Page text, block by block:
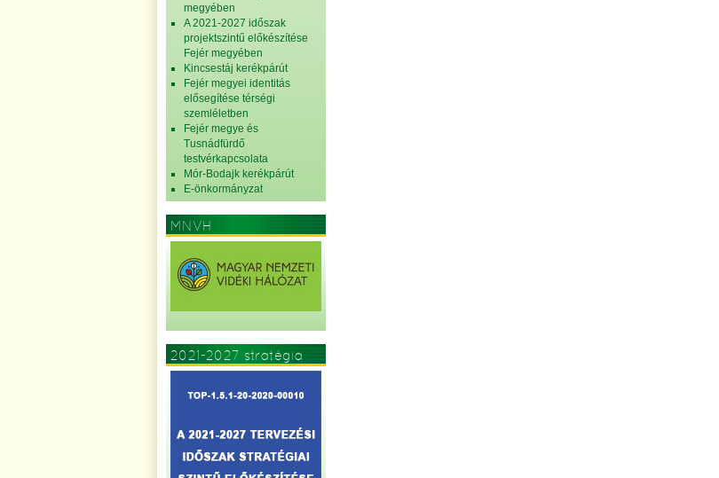
megyében
A 2021-2027 időszak
projektszintű előkészítése
Fejér megyében
Kincsestáj kerékpárút
Fejér megyei identitás
elősegítése térségi
szemléletben
Fejér megye és
Tusnádfürdő
testvérkapcsolata
Mór-Bodajk kerékpárút
E-önkormányzat
MNVH
2021-2027 stratégia